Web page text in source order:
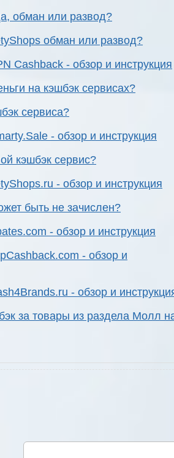
обман или развод?
обман или развод?
Cashback - обзор и инструкция
на кэшбэк сервисах?
сервиса?
- обзор и инструкция
кэшбэк сервис?
- обзор и инструкция
быть не зачислен?
- обзор и инструкция
- обзор и
- обзор и
за товары из раздела Молл